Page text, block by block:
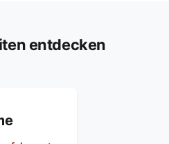
entdecken